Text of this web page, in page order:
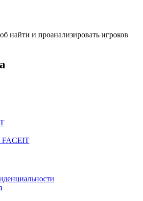
найти и проанализировать игроков
FACEIT